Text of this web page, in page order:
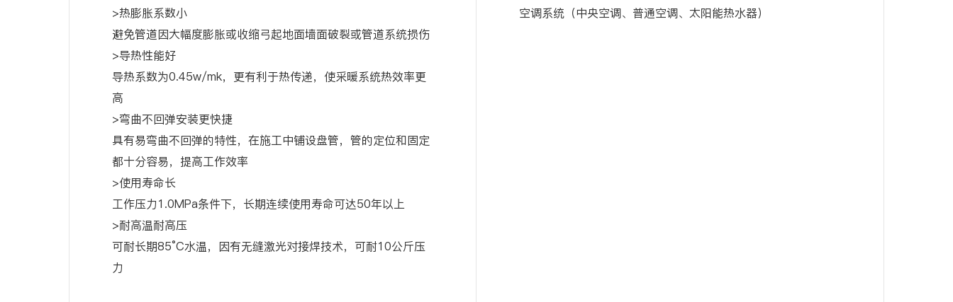
>热膨胀系数小
避免管道因大幅度膨胀或收缩弓起地面墙面破裂或管道系统损伤
>导热性能好
导热系数为0.45w/mk，更有利于热传递，使采暖系统热效率更
高
>弯曲不回弹安装更快捷
具有易弯曲不回弹的特性，在施工中铺设盘管，管的定位和固定
都十分容易，提高工作效率
>使用寿命长
工作压力1.0MPa条件下，长期连续使用寿命可达50年以上
>耐高温耐高压
可耐长期85°C水温，因有无缝激光对接焊技术，可耐10公斤压
力
空调系统（中央空调、普通空调、太阳能热水器）